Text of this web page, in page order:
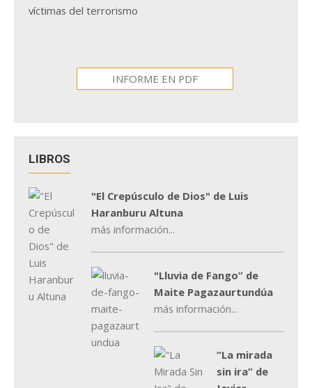
víctimas del terrorismo
INFORME EN PDF
LIBROS
"El Crepúsculo de Dios" de Luis
Haranburu Altuna
más información...
"Lluvia de Fango” de
Maite Pagazaurtundúa
más información...
“La mirada
sin ira” de